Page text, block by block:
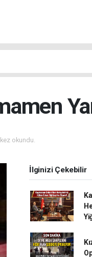
okundu.
İlginizi Çekebilir